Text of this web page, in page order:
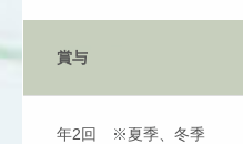
賞与
年2回 ※夏季、冬季